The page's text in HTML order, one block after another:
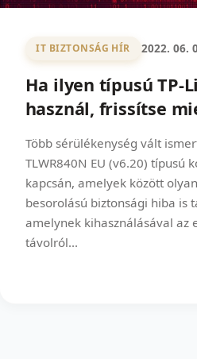
IT BIZTONSÁG HÍR 2022. 06.
Ha ilyen típusú TP-
használ, frissítse
Több sérülékenység vált
TLWR840N EU (v6.20) típusú
kapcsán, amelyek között
besorolású biztonsági hiba is
amelynek kihasználásával az
távolról...